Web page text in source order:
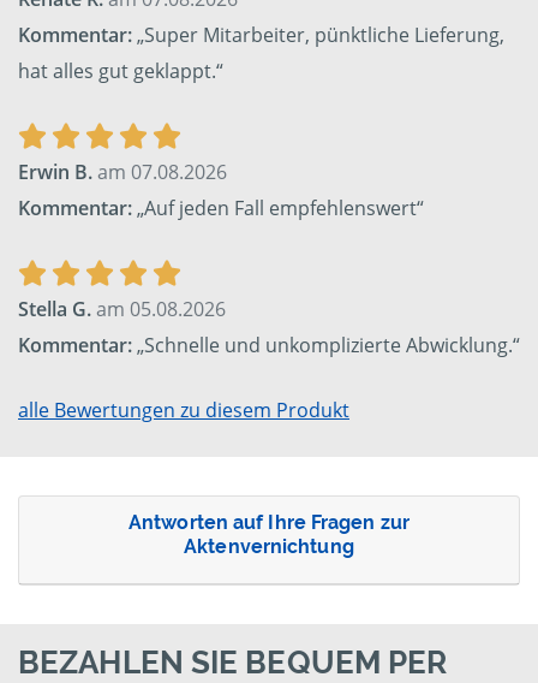
Kommentar:„Super Mitarbeiter, pünktliche Lieferung,
hat alles gut geklappt.“
Erwin B.am 07.08.2026
Kommentar:„Auf jeden Fall empfehlenswert“
Stella G.am 05.08.2026
Kommentar:„Schnelle und unkomplizierte Abwicklung.“
alle Bewertungen zu diesem Produkt
Antworten auf Ihre Fragen zur
Aktenvernichtung
BEZAHLEN SIE BEQUEM PER